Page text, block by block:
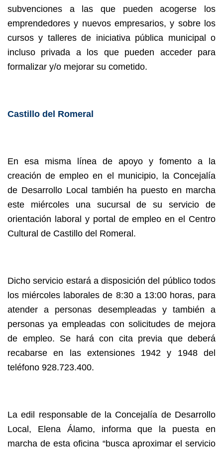
subvenciones a las que pueden acogerse los
emprendedores y nuevos empresarios, y sobre los
cursos y talleres de iniciativa pública municipal o
incluso privada a los que pueden acceder para
formalizar y/o mejorar su cometido.
Castillo del Romeral
En esa misma línea de apoyo y fomento a la
creación de empleo en el municipio, la Concejalía
de Desarrollo Local también ha puesto en marcha
este miércoles una sucursal de su servicio de
orientación laboral y portal de empleo en el Centro
Cultural de Castillo del Romeral.
Dicho servicio estará a disposición del público todos
los miércoles laborales de 8:30 a 13:00 horas, para
atender a personas desempleadas y también a
personas ya empleadas con solicitudes de mejora
de empleo. Se hará con cita previa que deberá
recabarse en las extensiones 1942 y 1948 del
teléfono 928.723.400.
La edil responsable de la Concejalía de Desarrollo
Local, Elena Álamo, informa que la puesta en
marcha de esta oficina “busca aproximar el servicio